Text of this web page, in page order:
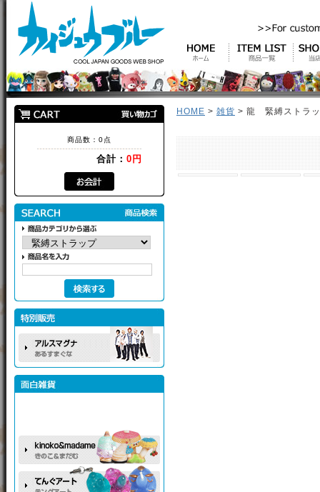
商品数：0点
合計： 0円
HOME > 雑貨 > 龍 緊縛ストラ